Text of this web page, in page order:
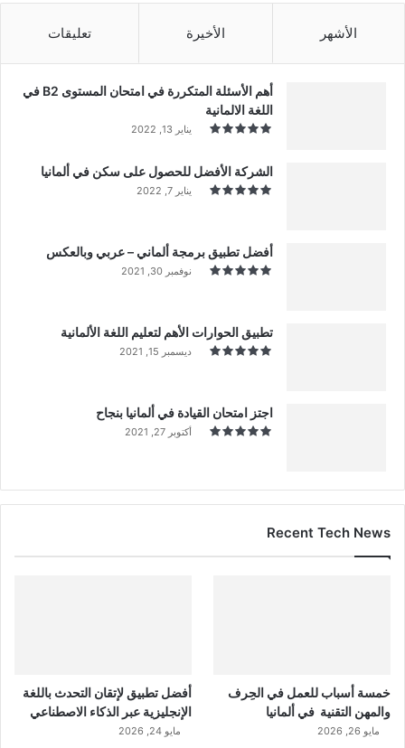
الأشهر الأخيرة تعليقات
أهم الأسئلة المتكررة في امتحان المستوى B2 في
اللغة الالمانية
يناير 13, 2022
الشركة الأفضل للحصول على سكن في ألمانيا
يناير 7, 2022
أفضل تطبيق برمجة ألماني – عربي وبالعكس
نوفمبر 30, 2021
تطبيق الحوارات الأهم لتعليم اللغة الألمانية
ديسمبر 15, 2021
اجتز امتحان القيادة في ألمانيا بنجاح
أكتوبر 27, 2021
Recent Tech News
خمسة أسباب للعمل في الحِرف
والمهن التقنية في ألمانيا
مايو 26, 2026
أفضل تطبيق لإتقان التحدث باللغة
الإنجليزية عبر الذكاء الاصطناعي
مايو 24, 2026